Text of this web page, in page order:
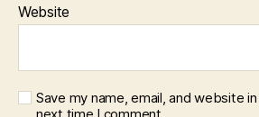
Website
Save my name, email, and website